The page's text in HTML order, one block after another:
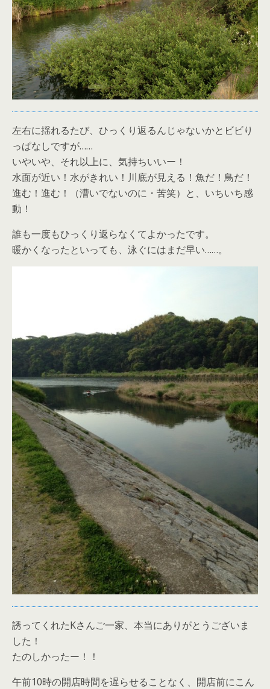
左右に揺れるたび、ひっくり返るんじゃないかとビビり
っぱなしですが……
いやいや、それ以上に、気持ちいいー！
水面が近い！水がきれい！川底が見える！魚だ！鳥だ！
進む！進む！（漕いでないのに・苦笑）と、いちいち感
動！
誰も一度もひっくり返らなくてよかったです。
暖かくなったといっても、泳ぐにはまだ早い……。
誘ってくれたKさんご一家、本当にありがとうございま
した！
たのしかったー！！
午前10時の開店時間を遅らせることなく、開店前にこん